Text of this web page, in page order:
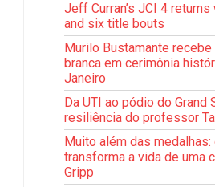
Jeff Curran’s JCI 4
and six title bouts
Murilo Bustamante
branca em cerimônia
Janeiro
Da UTI ao pódio do Grand
resiliência do professor
Muito além das
transforma a vida de uma
Gripp